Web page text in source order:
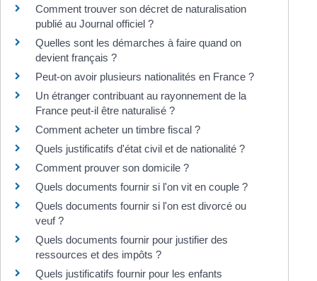
Comment trouver son décret de naturalisation
publié au Journal officiel ?
Quelles sont les démarches à faire quand on
devient français ?
Peut-on avoir plusieurs nationalités en France ?
Un étranger contribuant au rayonnement de la
France peut-il être naturalisé ?
Comment acheter un timbre fiscal ?
Quels justificatifs d'état civil et de nationalité ?
Comment prouver son domicile ?
Quels documents fournir si l'on vit en couple ?
Quels documents fournir si l'on est divorcé ou
veuf ?
Quels documents fournir pour justifier des
ressources et des impôts ?
Quels justificatifs fournir pour les enfants